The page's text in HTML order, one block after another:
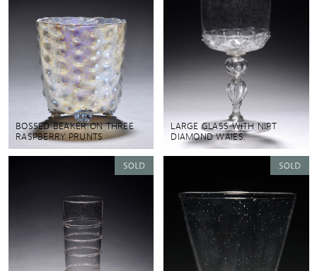
BOSSED BEAKER ON THREE
RASPBERRY PRUNTS
LARGE GLASS WITH NIPT
DIAMOND WAIES.